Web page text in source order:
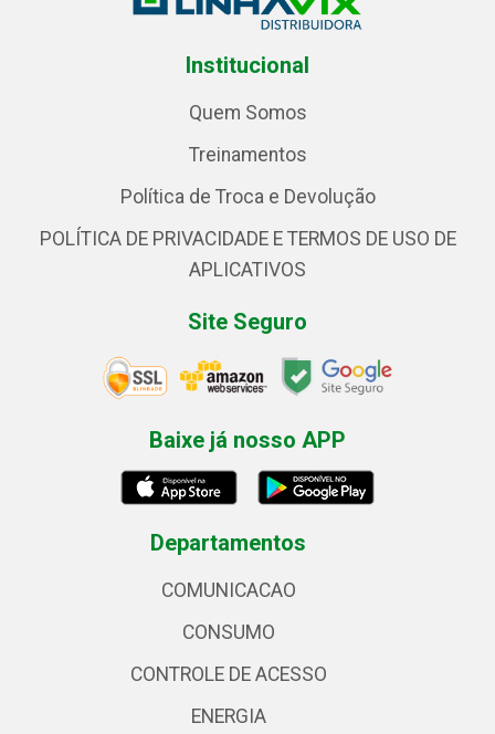
Institucional
Quem Somos
Treinamentos
Política de Troca e Devolução
POLÍTICA DE PRIVACIDADE E TERMOS DE USO DE
APLICATIVOS
Site Seguro
Baixe já nosso APP
Departamentos
COMUNICACAO
CONSUMO
CONTROLE DE ACESSO
ENERGIA